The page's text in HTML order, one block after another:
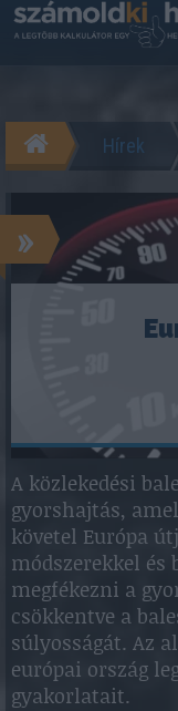
Hírek
»
A közlekedési
gyorshajtás,
követel Európa
módszerekkel
megfékezni a
csökkentve a
súlyosságát. Az
európai ország
gyakorlatait.